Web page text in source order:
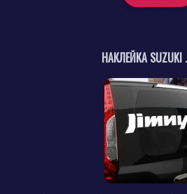
НАКЛЕЙКА SUZUKI